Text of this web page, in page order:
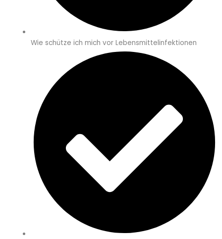
Wie schütze ich mich vor Lebensmittelinfektionen